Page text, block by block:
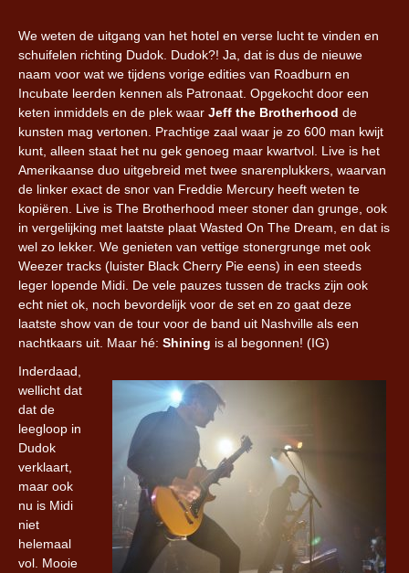
We weten de uitgang van het hotel en verse lucht te vinden en
schuifelen richting Dudok. Dudok?! Ja, dat is dus de nieuwe
naam voor wat we tijdens vorige edities van Roadburn en
Incubate leerden kennen als Patronaat. Opgekocht door een
keten inmiddels en de plek waar Jeff the Brotherhood de
kunsten mag vertonen. Prachtige zaal waar je zo 600 man kwijt
kunt, alleen staat het nu gek genoeg maar kwartvol. Live is het
Amerikaanse duo uitgebreid met twee snarenplukkers, waarvan
de linker exact de snor van Freddie Mercury heeft weten te
kopiëren. Live is The Brotherhood meer stoner dan grunge, ook
in vergelijking met laatste plaat Wasted On The Dream, en dat is
wel zo lekker. We genieten van vettige stonergrunge met ook
Weezer tracks (luister Black Cherry Pie eens) in een steeds
leger lopende Midi. De vele pauzes tussen de tracks zijn ook
echt niet ok, noch bevordelijk voor de set en zo gaat deze
laatste show van de tour voor de band uit Nashville als een
nachtkaars uit. Maar hé: Shining is al begonnen! (IG)
Inderdaad,
wellicht dat
dat de
leegloop in
Dudok
verklaart,
maar ook
nu is Midi
niet
helemaal
vol. Mooie